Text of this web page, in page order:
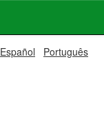
Español Português